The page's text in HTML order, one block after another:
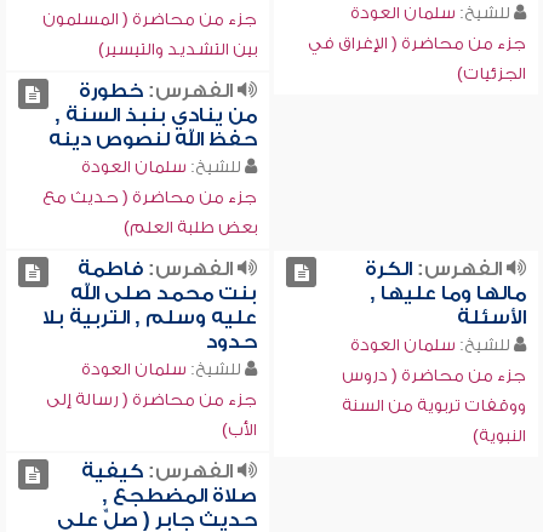
للشيخ: سلمان العودة
جزء من محاضرة ( الإغراق في
الجزئيات)
جزء من محاضرة ( المسلمون
بين التشديد والتيسير)
الفهرس:خطورة
من ينادي بنبذ السنة ,
حفظ الله لنصوص دينه
للشيخ: سلمان العودة
جزء من محاضرة ( حديث مع
بعض طلبة العلم)
الفهرس:الكرة
مالها وما عليها ,
الأسئلة
للشيخ: سلمان العودة
جزء من محاضرة ( دروس
ووقفات تربوية من السنة
النبوية)
الفهرس:فاطمة
بنت محمد صلى الله
عليه وسلم , التربية بلا
حدود
للشيخ: سلمان العودة
جزء من محاضرة ( رسالة إلى
الأب)
الفهرس:كيفية
صلاة المضطجع ,
حديث جابر ( صلِّ على